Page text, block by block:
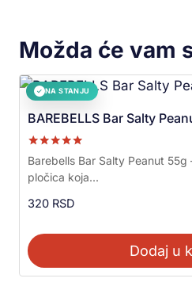
Možda će vam
✓ NA STANJU
BAREBELLS Bar Salty
Ocenjeno sa
5.00
od 5
Barebells Bar Salty Peanut
pločica koja...
320 RSD
Dodaj u